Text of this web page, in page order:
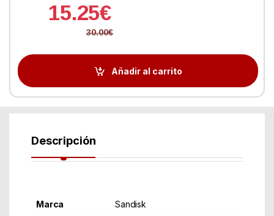
15.25€
30.00€
Añadir al carrito
Descripción
Marca Sandisk